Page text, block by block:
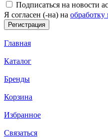
Подписаться на новости
Я согласен (-на) на
Главная
Каталог
Бренды
Корзина
Избранное
Связаться